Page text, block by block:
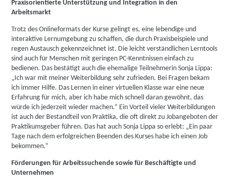
Praxisorientierte Unterstützung und Integration in den
Arbeitsmarkt
Trotz des Onlineformats der Kurse gelingt es, eine lebendige und
interaktive Lernumgebung zu schaffen, die durch Praxisbeispiele und
regen Austausch gekennzeichnet ist. Die leicht verständlichen Lerntools
sind auch für Menschen mit geringen PC-Kenntnissen einfach zu
bedienen. Das bestätigt auch die ehemalige Teilnehmerin Sonja Lippa:
„Ich war mit meiner Weiterbildung sehr zufrieden. Bei Fragen bekam
ich immer Hilfe. Das Lernen in einer virtuellen Klasse war eine neue
Erfahrung für mich, aber ich habe mich schnell daran gewöhnt, das
würde ich jederzeit wieder machen.“ Ein Vorteil vieler Weiterbildungen
ist auch der Bestandteil von Praktika, die oft direkt zu Jobangeboten der
Praktikumsgeber führen. Das hat auch Sonja Lippa so erlebt: „Ein paar
Tage nach dem erfolgreichen Beenden des Kurses habe ich einen Job
bekommen.“
Förderungen für Arbeitssuchende sowie für Beschäftigte und
Unternehmen